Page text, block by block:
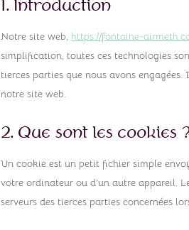
1. Introduction
Notre site web, https://fontaine-
simplification, toutes ces technologies
tierces parties que nous avons
notre site web.
2. Que sont les cookies
Un cookie est un petit fichier simple
votre ordinateur ou d’un autre appareil.
serveurs des tierces parties concernées